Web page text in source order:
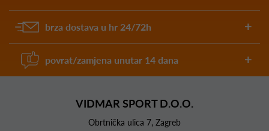
brza dostava u hr 24/72h
povrat/zamjena unutar 14 dana
VIDMAR SPORT D.O.O.
Obrtnička ulica 7, Zagreb